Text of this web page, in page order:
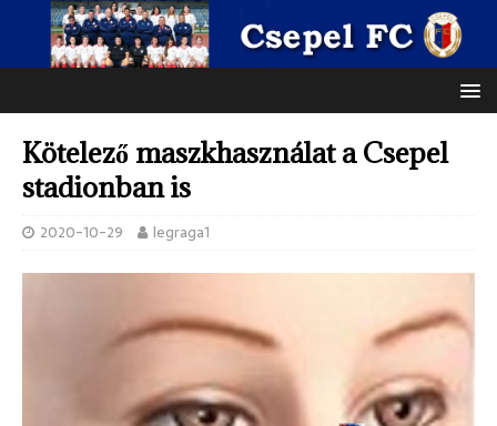
Kötelező maszkhasználat a Csepel
stadionban is
2020-10-29 legraga1